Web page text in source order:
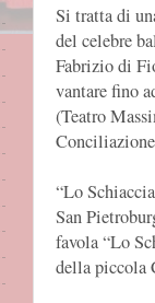
Si tratta di
del celebre
Fabrizio di
vantare fino
(Teatro
“Lo
San
favola “Lo
della piccola